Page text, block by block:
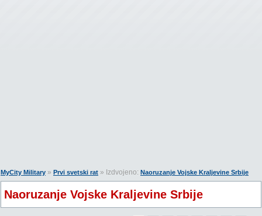
MyCity Military » Prvi svetski rat » Izdvojeno: Naoruzanje Vojske Kraljevine Srbije
Naoruzanje Vojske Kraljevine Srbije